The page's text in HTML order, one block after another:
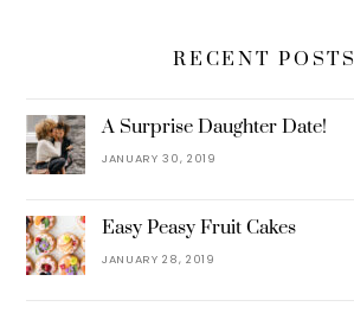
RECENT POSTS
A Surprise Daughter Date!
JANUARY 30, 2019
Easy Peasy Fruit Cakes
JANUARY 28, 2019